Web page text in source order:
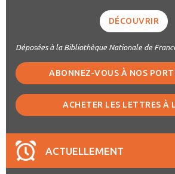
DÉCOUVRIR
Déposées à la Bibliothèque Nationale de
ABONNEZ-VOUS À NOS
ACHETER LES LETTRES À
ACTUELLEMENT